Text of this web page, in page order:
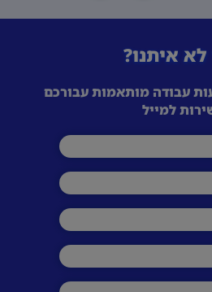
לא איתנו?
עבודה מותאמות עבורכם
למייל